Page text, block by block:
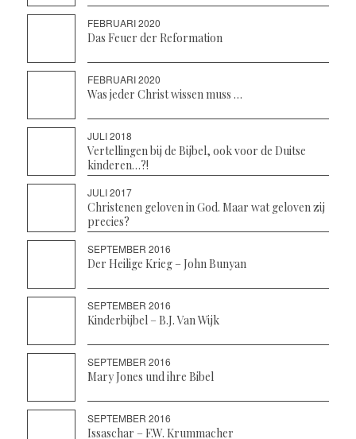
FEBRUARI 2020
Das Feuer der Reformation
FEBRUARI 2020
Was jeder Christ wissen muss …
JULI 2018
Vertellingen bij de Bijbel, ook voor de Duitse
kinderen…?!
JULI 2017
Christenen geloven in God. Maar wat geloven zij
precies?
SEPTEMBER 2016
Der Heilige Krieg – John Bunyan
SEPTEMBER 2016
Kinderbijbel – B.J. Van Wijk
SEPTEMBER 2016
Mary Jones und ihre Bibel
SEPTEMBER 2016
Issaschar – F.W. Krummacher